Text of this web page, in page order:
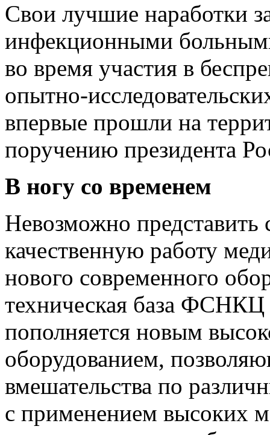
Свои лучшие наработки
инфекционными
во время участия в
опытно-
впервые прошли на
поручению президента
В ногу со временем
Невозможно
качественную работу
нового современного
техническая база
пополняется новым
оборудованием,
вмешательства по
с применением высоких